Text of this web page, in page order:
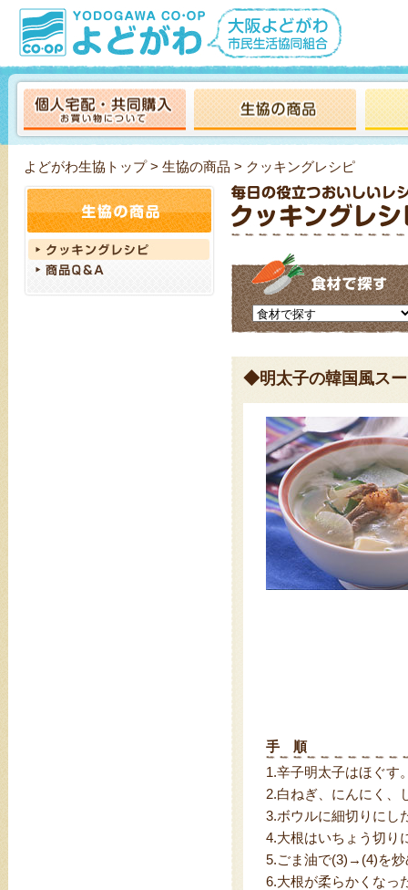
よどがわ生協トップ> 生協の商品 > クッキングレシピ
◆明太子の韓国風ス
手 順
1.辛子明太子はほぐす
2.白ねぎ、にんにく、
3.ボウルに細切りにし
4.大根はいちょう切り
5.ごま油で(3)→(4)を
6.大根が柔らかくなっ